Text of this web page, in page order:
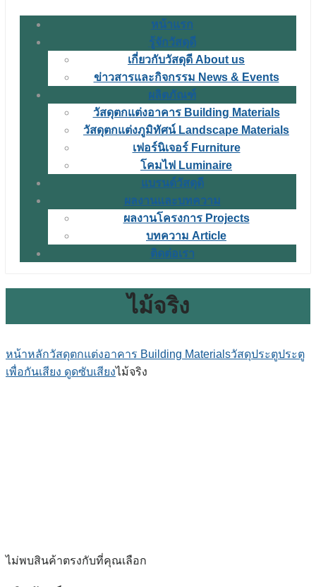
หน้าแรก
รู้จักวัสดุดี
เกี่ยวกับวัสดุดี About us
ข่าวสารและกิจกรรม News & Events
ผลิตภัณฑ์
วัสดุตกแต่งอาคาร Building Materials
วัสดุตกแต่งภูมิทัศน์ Landscape Materials
เฟอร์นิเจอร์ Furniture
โคมไฟ Luminaire
แบรนด์วัสดุดี
ผลงานและบทความ
ผลงานโครงการ Projects
บทความ Article
ติดต่อเรา
ไม้จริง
หน้าหลักวัสดุตกแต่งอาคาร Building Materialsวัสดุประตูประตู
เพื่อกันเสียง ดูดซับเสียงไม้จริง
ไม่พบสินค้าตรงกับที่คุณเลือก